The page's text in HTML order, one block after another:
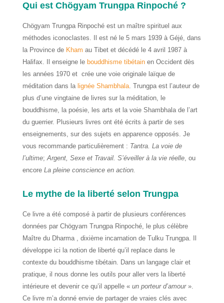
Qui est Chögyam Trungpa Rinpoché ?
Chögyam Trungpa Rinpoché est un maître spirituel aux
méthodes iconoclastes. Il est né le 5 mars 1939 à Géjé, dans
la Province de Kham au Tibet et décédé le 4 avril 1987 à
Halifax. Il enseigne le bouddhisme tibétainen Occident dès
les années 1970 et crée une voie originale laïque de
méditation dans la lignée Shambhala. Trungpa est l’auteur de
plus d’une vingtaine de livres sur la méditation, le
bouddhisme, la poésie, les arts et la voie Shambhala de l’art
du guerrier. Plusieurs livres ont été écrits à partir de ses
enseignements, sur des sujets en apparence opposés. Je
vous recommande particulièrement : Tantra. La voie de
l’ultime;Argent, Sexe et Travail. S’éveiller à la vie réelle, ou
encore La pleine conscience en action.
Le mythe de la liberté selon Trungpa
Ce livre a été composé à partir de plusieurs conférences
données par Chögyam Trungpa Rinpoché, le plus célèbre
Maître du Dharma , dixième incarnation de Tulku Trungpa. Il
développe ici la notion de liberté qu’il replace dans le
contexte du bouddhisme tibétain. Dans un langage clair et
pratique, il nous donne les outils pour aller vers la liberté
intérieure et devenir ce qu’il appelle « un porteur d’amour».
Ce livre m’a donné envie de partager de vraies clés avec